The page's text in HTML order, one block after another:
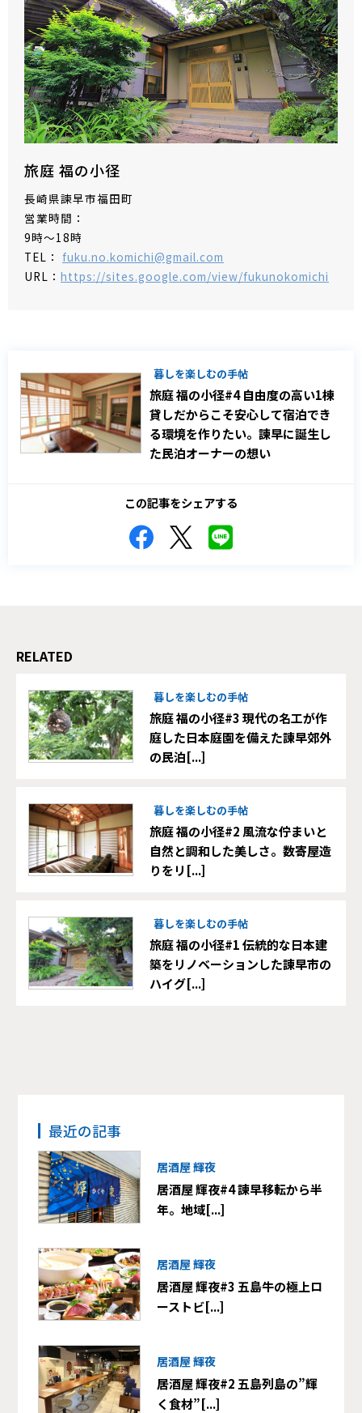
旅庭 福の小径
長崎県諫早市福田町
営業時間：
9時～18時
TEL： fuku.no.komichi@gmail.com
URL： https://sites.google.com/view/fukunokomichi
暮しを楽しむの手帖
旅庭 福の小径#4 自由度の高い1棟
貸しだからこそ安心して宿泊でき
る環境を作りたい。諫早に誕生し
た民泊オーナーの想い
この記事をシェアする
RELATED
暮しを楽しむの手帖
旅庭 福の小径#3 現代の名工が作
庭した日本庭園を備えた諫早郊外
の民泊[...]
暮しを楽しむの手帖
旅庭 福の小径#2 風流な佇まいと
自然と調和した美しさ。数寄屋造
りをリ[...]
暮しを楽しむの手帖
旅庭 福の小径#1 伝統的な日本建
築をリノベーションした諫早市の
ハイグ[...]
最近の記事
居酒屋 輝夜
居酒屋 輝夜#4 諫早移転から半
年。地域[...]
居酒屋 輝夜
居酒屋 輝夜#3 五島牛の極上ロ
ーストビ[...]
居酒屋 輝夜
居酒屋 輝夜#2 五島列島の”輝
く食材”[...]